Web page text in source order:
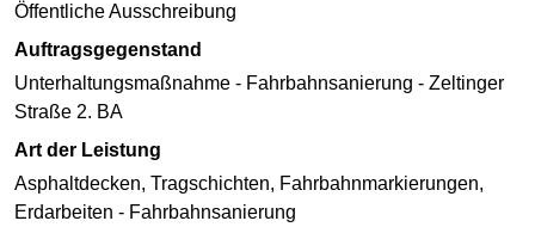
Öffentliche Ausschreibung
Auftragsgegenstand
Unterhaltungsmaßnahme - Fahrbahnsanierung - Zeltinger
Straße 2. BA
Art der Leistung
Asphaltdecken, Tragschichten, Fahrbahnmarkierungen,
Erdarbeiten - Fahrbahnsanierung